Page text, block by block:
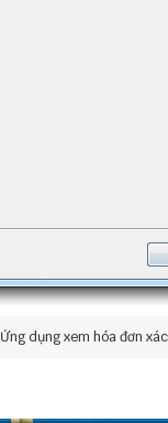
Ứng dụng xem hóa đơn